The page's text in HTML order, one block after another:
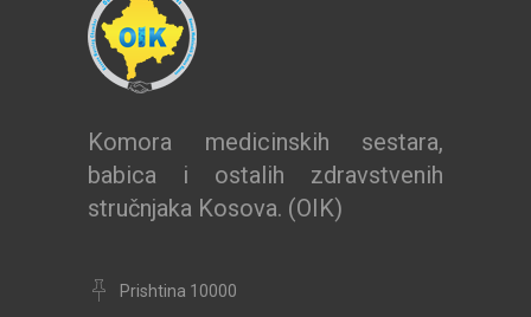
Komora medicinskih sestara,
babica i ostalih zdravstvenih
stručnjaka Kosova. (OIK)
Prishtina 10000